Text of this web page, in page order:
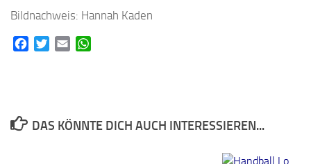
Bildnachweis: Hannah Kaden
FacebookTwitterEmail
DAS KÖNNTE DICH AUCH INTERESSIEREN...